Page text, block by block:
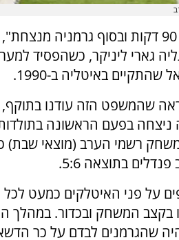
"כדורגל משחקים 90 דקות ובסוף גרמניה
גארי ליניקר, כשהפסיד
באיטליה ב-1990.
נראה שהמשפט הזה עודנו בתוקף,
ניצחה בפעם הראשונה
רשמי הערב (מוצאי שבת)
בתוצאה 5:6.
על פני האיטלקים כמעט לכל
המשחק ובכדור. במהלך
שהגרמנים לבדם על כר